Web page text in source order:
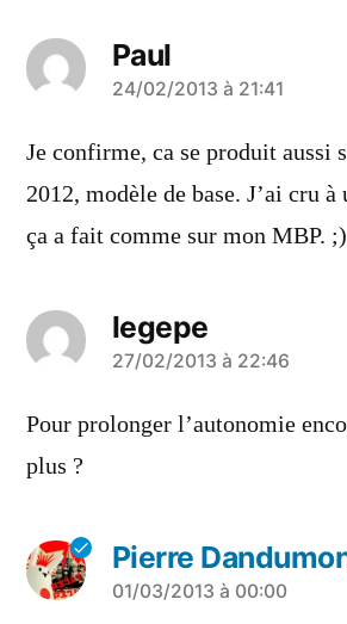
Paul
a
dit :
24/02/2013 à 21:41
Je confirme, ca se produit aussi
2012, modèle de base. J’ai cru
ça a fait comme sur mon MBP. ;)
legepe
a
dit :
27/02/2013 à 22:46
Pour prolonger l’autonomie
plus ?
Pierre
a
01/03/2013 à 00:00